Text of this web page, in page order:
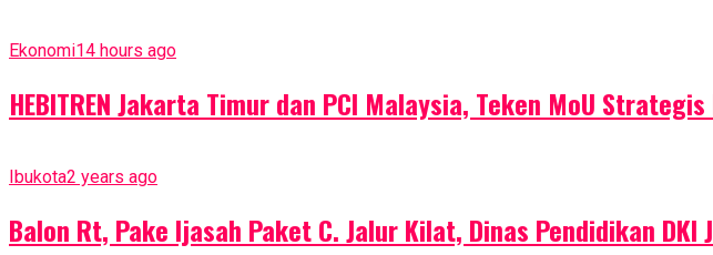
Ekonomi14 hours ago
HEBITREN Jakarta Timur dan PCI Malaysia, Teken MoU
Ibukota2 years ago
Balon Rt, Pake Ijasah Paket C. Jalur Kilat, Dinas Pendidikan